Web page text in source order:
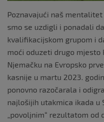
Poznavajući naš
smo se uzdigli i ponadali
kvalifikacijskom grupom i
moći oduzeti drugo mjesto
Njemačku na Evropsko
kasnije u martu 2023.
ponovno razočarala i
najlošijih utakmica ikada u
„povoljnim“ rezultatom